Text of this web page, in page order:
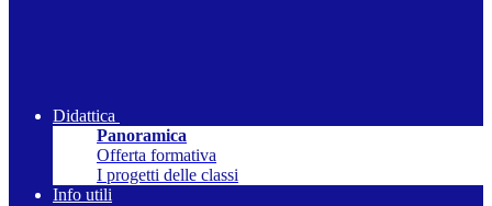
Didattica
Panoramica
Offerta formativa
I progetti delle classi
Info utili